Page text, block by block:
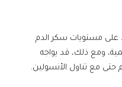
على مستويات سكر الدم
ومع ذلك، قد يواجه
مع تناول الأنسولين.